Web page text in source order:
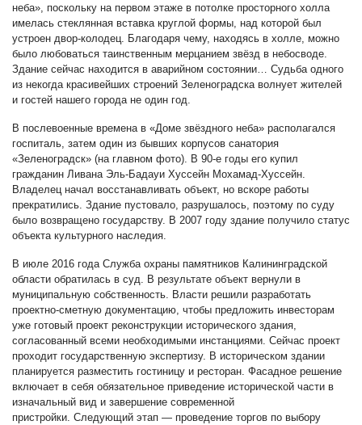
неба», поскольку на первом этаже в потолке просторного холла
имелась стеклянная вставка круглой формы, над которой был
устроен двор-колодец. Благодаря чему, находясь в холле, можно
было любоваться таинственным мерцанием звёзд в небосводе.
Здание сейчас находится в аварийном состоянии… Судьба одного
из некогда красивейших строений Зеленоградска волнует жителей
и гостей нашего города не один год.
В послевоенные времена в «Доме звёздного неба» располагался
госпиталь, затем один из бывших корпусов санатория
«Зеленоградск» (на главном фото). В 90-е годы его купил
гражданин Ливана Эль-Бадауи Хуссейн Мохамад-Хуссейн.
Владелец начал восстанавливать объект, но вскоре работы
прекратились. Здание пустовало, разрушалось, поэтому по суду
было возвращено государству. В 2007 году здание получило статус
объекта культурного наследия.
В июле 2016 года Служба охраны памятников Калининградской
области обратилась в суд. В результате объект вернули в
муниципальную собственность. Власти решили разработать
проектно-сметную документацию, чтобы предложить инвесторам
уже готовый проект реконструкции исторического здания,
согласованный всеми необходимыми инстанциями. Сейчас проект
проходит государственную экспертизу. В историческом здании
планируется разместить гостиницу и ресторан. Фасадное решение
включает в себя обязательное приведение исторической части в
изначальный вид и завершение современной
пристройки. Следующий этап — проведение торгов по выбору